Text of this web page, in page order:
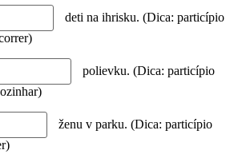
deti na ihrisku. (Dica: particípio
polievku. (Dica: particípio
ženu v parku. (Dica: particípio